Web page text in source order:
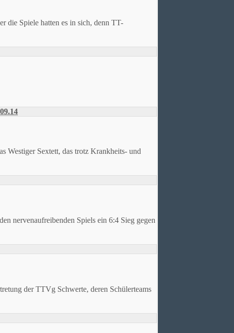
Spiele hatten es in sich, denn TT-
Westiger Sextett, das trotz Krankheits- und
nervenaufreibenden Spiels ein 6:4 Sieg gegen
der TTVg Schwerte, deren Schülerteams